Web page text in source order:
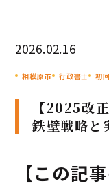
2026.02.16
相模原市 行政書士 初
【2025改
鉄壁戦略と
【この記